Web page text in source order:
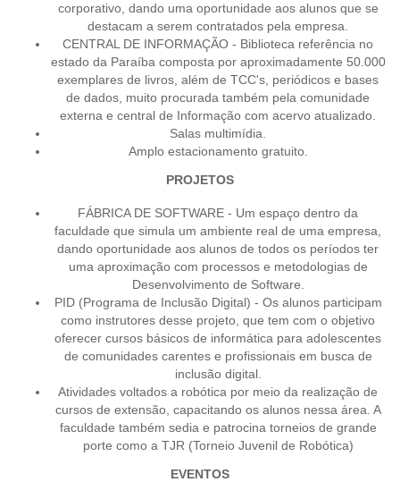
corporativo, dando uma oportunidade aos alunos que se
destacam a serem contratados pela empresa.
CENTRAL DE INFORMAÇÃO - Biblioteca referência no
estado da Paraíba composta por aproximadamente 50.000
exemplares de livros, além de TCC's, periódicos e bases
de dados, muito procurada também pela comunidade
externa e central de Informação com acervo atualizado.
Salas multimídia.
Amplo estacionamento gratuito.
PROJETOS
FÁBRICA DE SOFTWARE - Um espaço dentro da
faculdade que simula um ambiente real de uma empresa,
dando oportunidade aos alunos de todos os períodos ter
uma aproximação com processos e metodologias de
Desenvolvimento de Software.
PID (Programa de Inclusão Digital) - Os alunos participam
como instrutores desse projeto, que tem com o objetivo
oferecer cursos básicos de informática para adolescentes
de comunidades carentes e profissionais em busca de
inclusão digital.
Atividades voltados a robótica por meio da realização de
cursos de extensão, capacitando os alunos nessa área. A
faculdade também sedia e patrocina torneios de grande
porte como a TJR (Torneio Juvenil de Robótica)
EVENTOS